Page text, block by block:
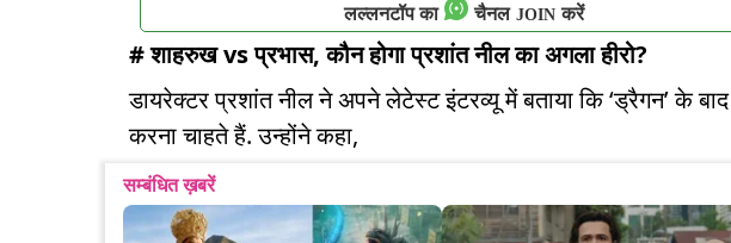
लल्लनटॉप का चैनल JOIN करें
# शाहरुख vs प्रभास, कौन होगा प्रशांत नील का अगला हीरो?
डायरेक्टर प्रशांत नील ने अपने लेटेस्ट इंटरव्यू में बताया कि ‘ड्रैगन’ के बाद
करना चाहते हैं. उन्होंने कहा,
सम्बंधित ख़बरें